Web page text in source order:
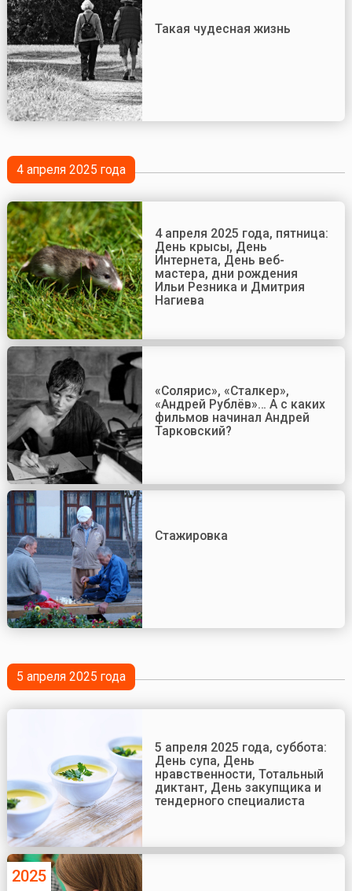
Такая чудесная жизнь
4 апреля 2025 года
4 апреля 2025 года, пятница:
День крысы, День
Интернета, День веб-
мастера, дни рождения
Ильи Резника и Дмитрия
Нагиева
«Солярис», «Сталкер»,
«Андрей Рублёв»… А с каких
фильмов начинал Андрей
Тарковский?
Стажировка
5 апреля 2025 года
5 апреля 2025 года, суббота:
День супа, День
нравственности, Тотальный
диктант, День закупщика и
тендерного специалиста
2025